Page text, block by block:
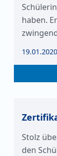
haben.
19.01.2020
Stolz
den